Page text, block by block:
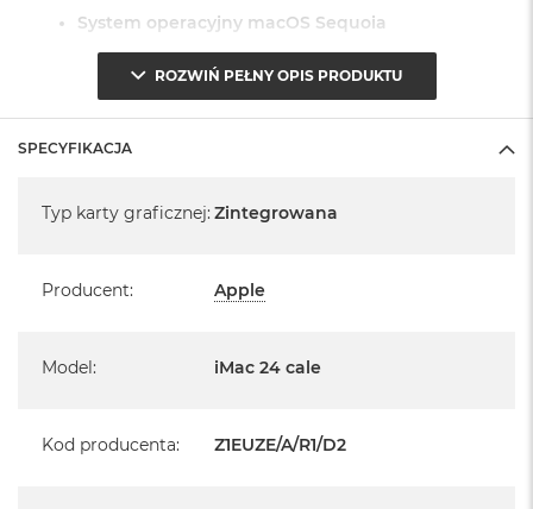
System operacyjny macOS Sequoia
- lub nowszy, z darmową aktualizacją.
Informacje o produkcie:
Posiada pełną, 12 miesięczną gwarancję
Realizowaną w każdym autoryzowanym punkcie
ROZWIŃ PEŁNY OPIS PRODUKTU
SPECYFIKACJA
Typ karty graficznej: Zintegrowana
Producent: Apple
Model: iMac 24 cale
Kod producenta: Z1EUZE/A/R1/D2